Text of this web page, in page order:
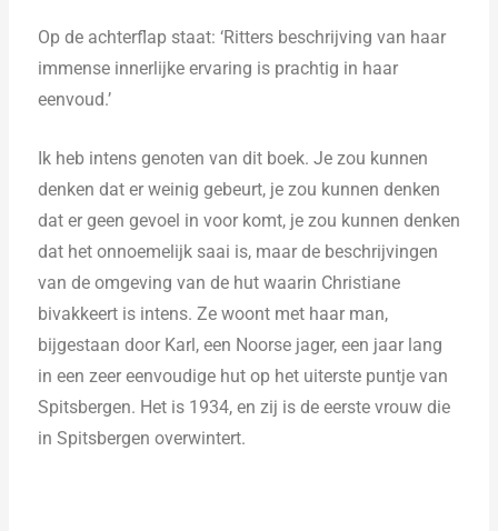
Op de achterflap staat: ‘Ritters beschrijving van haar
immense innerlijke ervaring is prachtig in haar
eenvoud.’
Ik heb intens genoten van dit boek. Je zou kunnen
denken dat er weinig gebeurt, je zou kunnen denken
dat er geen gevoel in voor komt, je zou kunnen denken
dat het onnoemelijk saai is, maar de beschrijvingen
van de omgeving van de hut waarin Christiane
bivakkeert is intens. Ze woont met haar man,
bijgestaan door Karl, een Noorse jager, een jaar lang
in een zeer eenvoudige hut op het uiterste puntje van
Spitsbergen. Het is 1934, en zij is de eerste vrouw die
in Spitsbergen overwintert.